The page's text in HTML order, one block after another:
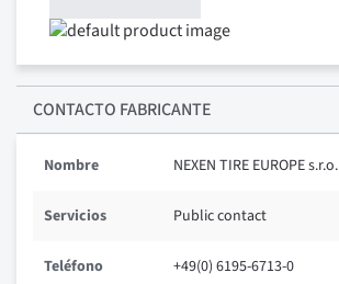
CONTACTO FABRICANTE
Nombre NEXEN TIRE EUROPE s.r.o.
Servicios Public contact
Teléfono +49(0) 6195-6713-0